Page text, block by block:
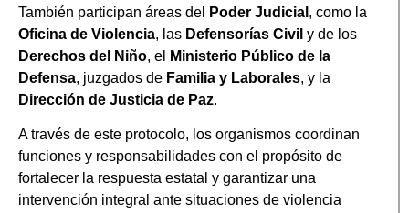
También participan áreas del Poder Judicial , como la
Oficina de Violencia, las Defensorías Civil y de los
Derechos del Niño, el
Ministerio Público de la
Defensa, juzgados de Familia y Laborales, y la
Dirección de Justicia de Paz.
A través de este protocolo, los organismos coordinan
funciones y responsabilidades con el propósito de
fortalecer la respuesta estatal y garantizar una
intervención integral ante situaciones de violencia